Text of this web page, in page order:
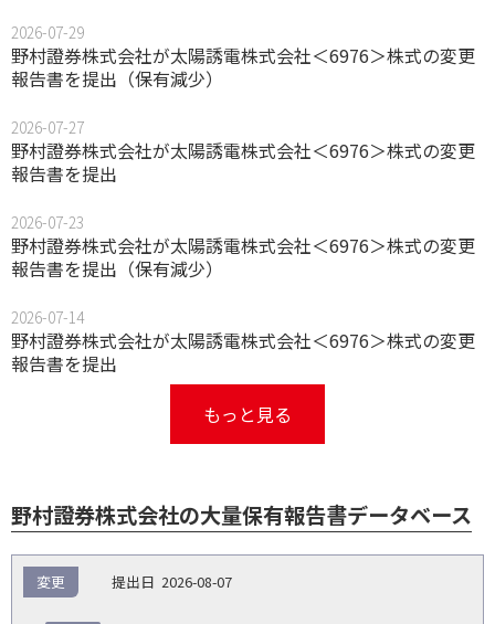
2026-07-29
野村證券株式会社が太陽誘電株式会社＜6976＞株式の変更
報告書を提出（保有減少）
2026-07-27
野村證券株式会社が太陽誘電株式会社＜6976＞株式の変更
報告書を提出
2026-07-23
野村證券株式会社が太陽誘電株式会社＜6976＞株式の変更
報告書を提出（保有減少）
2026-07-14
野村證券株式会社が太陽誘電株式会社＜6976＞株式の変更
報告書を提出
もっと見る
野村證券株式会社の大量保有報告書データベース
告
義
2026-08-07
変更